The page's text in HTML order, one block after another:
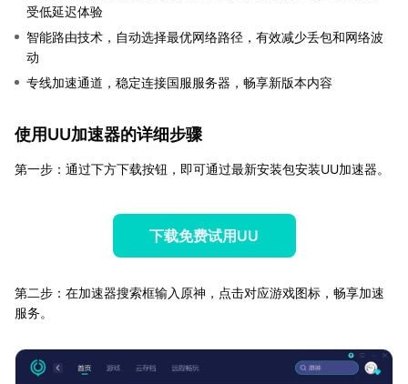
受低延迟体验
智能路由技术，自动选择最优网络路径，有效减少丢包和网络波
动
专线加速通道，稳定连接国服服务器，畅享新版本内容
使用UU加速器的详细步骤
第一步：通过下方下载按钮，即可通过最新安装包安装UU加速器。
下载免费试用UU
第二步：在加速器搜索框输入原神，点击对应游戏图标，畅享加速
服务。